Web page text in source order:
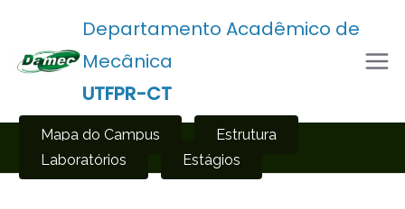
Departamento Acadêmico de
Mecânica
UTFPR-CT
Mapa do Campus
Estrutura
Laboratórios
Estágios